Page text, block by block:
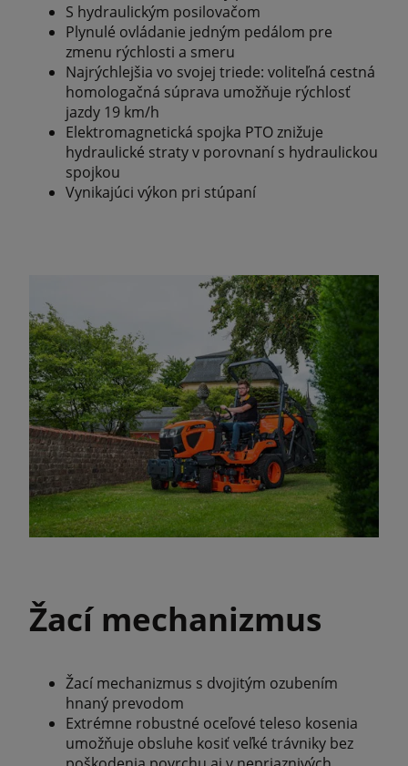
S hydraulickým posilovačom
Plynulé ovládanie jedným pedálom pre
zmenu rýchlosti a smeru
Najrýchlejšia vo svojej triede: voliteľná cestná
homologačná súprava umožňuje rýchlosť
jazdy 19 km/h
Elektromagnetická spojka PTO znižuje
hydraulické straty v porovnaní s hydraulickou
spojkou
Vynikajúci výkon pri stúpaní
Žací mechanizmus
Žací mechanizmus s dvojitým ozubením
hnaný prevodom
Extrémne robustné oceľové teleso kosenia
umožňuje obsluhe kosiť veľké trávniky bez